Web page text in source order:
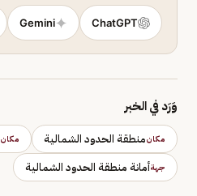
ChatGPT
Gemini
وَرَد في الخبر
مكانمنطقة الحدود الشمالية مكان
جهةأمانة منطقة الحدود الشمالية